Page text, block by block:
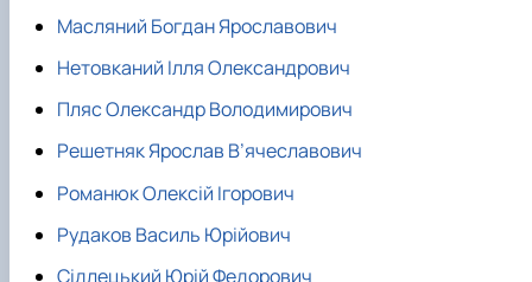
Масляний Богдан Ярославович
Нетовканий Ілля Олександрович
Пляс Олександр Володимирович
Решетняк Ярослав В’ячеславович
Романюк Олексій Ігорович
Рудаков Василь Юрійович
Сідлецький Юрій Федорович